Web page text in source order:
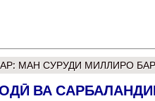
МАН СУРУДИ МИЛЛИРО
ВА